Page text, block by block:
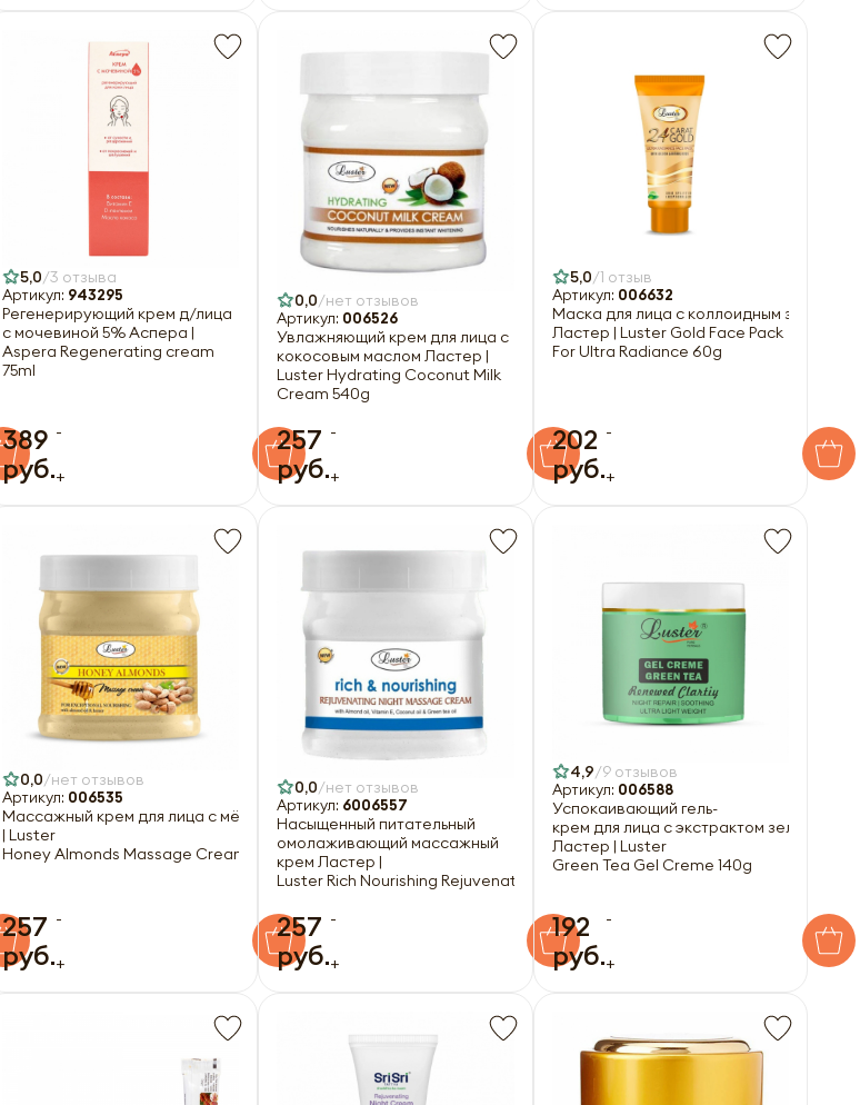
5,0 3 отзыва
Артикул: 943295
Регенерирующий крем д/лица
с мочевиной 5% Аспера |
Aspera Regenerating cream
75ml
389
руб.
-
+
0,0 нет отзывов
Артикул: 006526
Увлажняющий крем для лица с
кокосовым маслом Ластер |
Luster Hydrating Coconut Milk
Cream 540g
257
руб.
-
+
5,0 1 отзыв
Артикул: 006632
Маска для лица c коллоидным золотом
Ластер | Luster Gold Face Pack
For Ultra Radiance 60g
202
руб.
-
+
0,0 нет отзывов
Артикул: 006535
Массажный крем для лица с мёдом и миндальным маслом Ластер
| Luster
Honey Almonds Massage Cream 540g
257
руб.
-
+
0,0 нет отзывов
Артикул: 6006557
Насыщенный питательный
омолаживающий массажный
крем Ластер |
Luster Rich Nourishing Rejuvenating Massage Cream 540g
257
руб.
-
+
4,9 9 отзывов
Артикул: 006588
Успокаивающий гель-
крем для лица с экстрактом зелёного
Ластер | Luster
Green Tea Gel Creme 140g
192
руб.
-
+